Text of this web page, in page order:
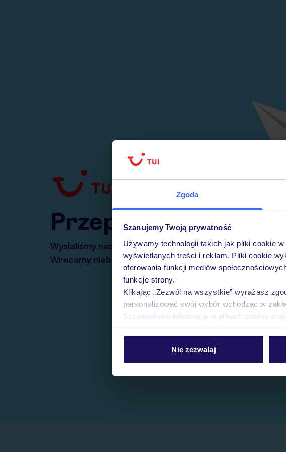
Zgoda
Szanujemy Twoją prywatność
Używamy technologii takich jak pliki cookie
wyświetlanych treści i reklam. Pliki cookie
oferowania funkcji mediów
funkcje strony.
Klikając „Zezwól na wszystkie” wyrażasz
personalizować swój wybór wchodząc w
Szczegółowe informacje o plikach cookie
Nie zezwalaj
Przepraszamy
Wysłaliśmy nasz serwis na krótkie wakacje.
Wracamy niebawem!